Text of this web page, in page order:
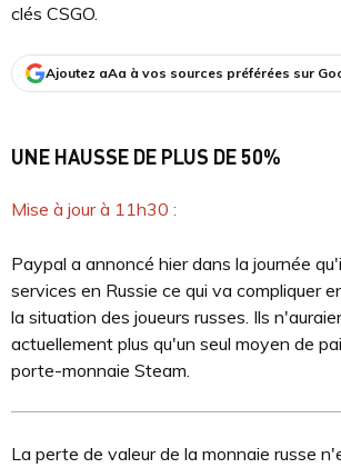
clés CSGO.
Ajoutez aAa à vos sources préférées sur
UNE HAUSSE DE PLUS DE 50%
Mise à jour à 11h30 :
Paypal a annoncé hier dans la journée
services en Russie ce qui va compliquer
la situation des joueurs russes. Ils
actuellement plus qu'un seul moyen de
porte-monnaie Steam.
La perte de valeur de la monnaie russe